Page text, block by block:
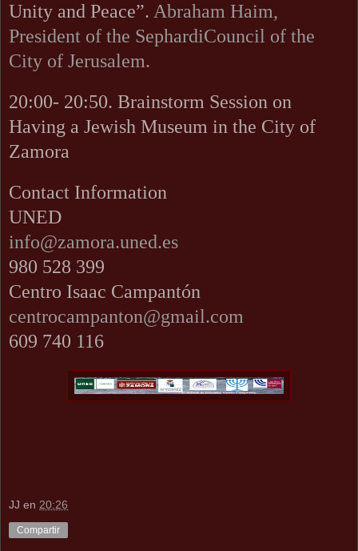
Unity and Peace”. Abraham Haim,
President of the SephardiCouncil of the
City of Jerusalem.
20:00- 20:50. Brainstorm Session on
Having a Jewish Museum in the City of
Zamora
Contact Information
UNED
info@zamora.uned.es
980 528 399
Centro Isaac Campantón
centrocampanton@gmail.com
609 740 116
JJ en 20:26
Compartir